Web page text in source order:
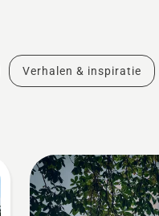
Verhalen & inspiratie